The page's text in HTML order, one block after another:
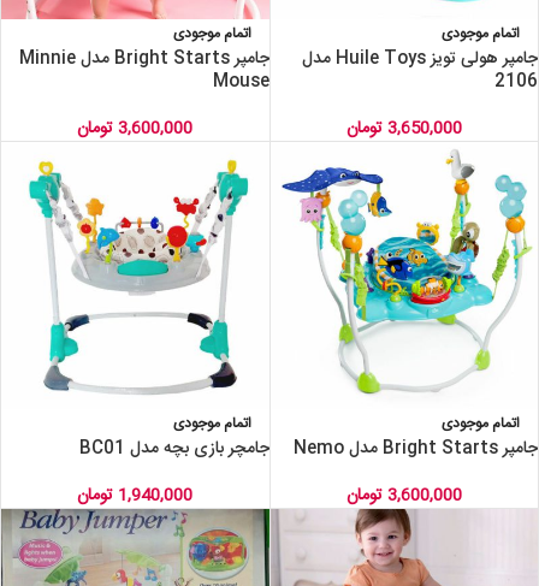
اتمام موجودی
جامپر هولی تویز Huile Toys مدل
2106
3,650,000 تومان
اتمام موجودی
جامپر Bright Starts مدل Minnie
Mouse
3,600,000 تومان
اتمام موجودی
جامپر Bright Starts مدل Nemo
3,600,000 تومان
اتمام موجودی
جامچر بازی بچه مدل BC01
1,940,000 تومان